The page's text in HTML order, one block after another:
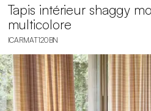
Tapis intérieur shaggy
multicolore
ICARMAT120BN